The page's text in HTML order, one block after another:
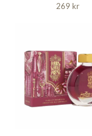
269 kr